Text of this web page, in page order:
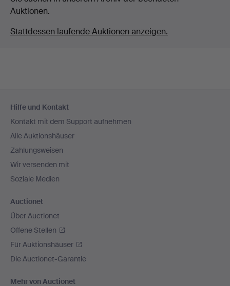
Auktionen.
Stattdessen laufende Auktionen anzeigen.
Navigation
Hilfe und Kontakt
Kontakt mit dem Support aufnehmen
Alle Auktionshäuser
Zahlungsweisen
Wir versenden mit
Soziale Medien
Auctionet
Über Auctionet
Offene Stellen
Für Auktionshäuser
Die Auctionet-Garantie
Mehr von Auctionet